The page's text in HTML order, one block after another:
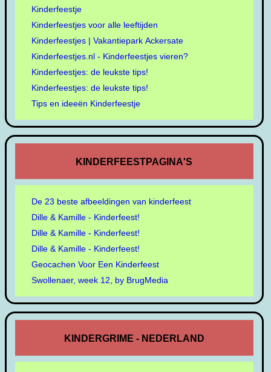
Kinderfeestje
Kinderfeestjes voor alle leeftijden
Kinderfeestjes | Vakantiepark Ackersate
Kinderfeestjes.nl - Kinderfeestjes vieren?
Kinderfeestjes: de leukste tips!
Kinderfeestjes: de leukste tips!
Tips en ideeën Kinderfeestje
KINDERFEESTPAGINA'S
De 23 beste afbeeldingen van kinderfeest
Dille & Kamille - Kinderfeest!
Dille & Kamille - Kinderfeest!
Dille & Kamille - Kinderfeest!
Geocachen Voor Een Kinderfeest
Swollenaer, week 12, by BrugMedia
KINDERGRIME - NEDERLAND